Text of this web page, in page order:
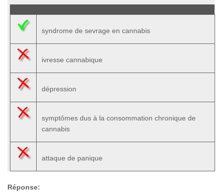
syndrome de sevrage en cannabis
ivresse cannabique
dépression
symptômes dus à la consommation chronique de
cannabis
attaque de panique
Réponse: